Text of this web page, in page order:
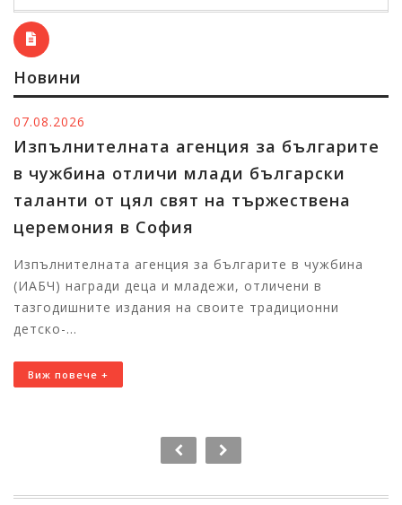
Новини
за българите
в чужбина
в
Тържественото
победителите в
Изпълнителната
в чужбина ще събере в
талантливи български
Първите отличени участници
България за церемонията На 7